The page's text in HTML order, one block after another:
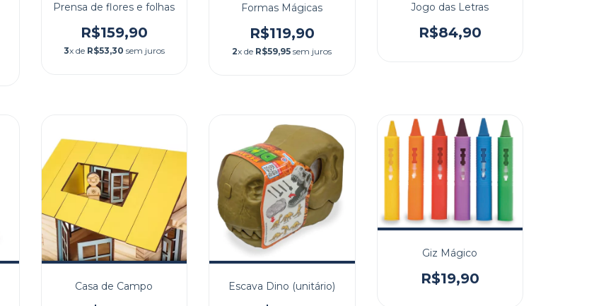
Prensa de flores e folhas
R$159,90
3x de R$53,30 sem juros
Formas Mágicas
R$119,90
2x de R$59,95 sem juros
Jogo das Letras
R$84,90
Casa de Campo Escava Dino (unitário)
Giz Mágico
R$19,90